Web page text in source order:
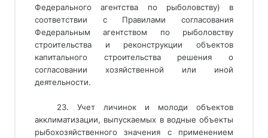
Федерального агентства по рыболовству) в
соответствии с Правилами согласования
Федеральным агентством по рыболовству
строительства и реконструкции объектов
капитального строительства решения о
согласовании хозяйственной или иной
деятельности.
23. Учет личинок и молоди объектов
акклиматизации, выпускаемых в водные объекты
рыбохозяйственного значения с применением